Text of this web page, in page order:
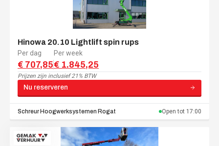
Hinowa 20.10 Lightlift spin rups
Per dag
€ 707,85
Per week
€ 1.845,25
Prijzen zijn inclusief 21% BTW
Nu reserveren
Schreur Hoogwerksystemen Rogat Open tot 17:00